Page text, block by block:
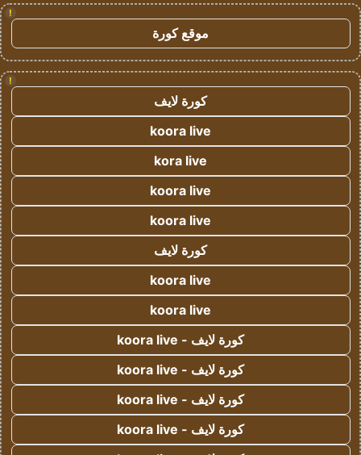
!
موقع كورة
!
كورة لايف
koora live
kora live
koora live
koora live
كورة لايف
koora live
koora live
كورة لايف - koora live
كورة لايف - koora live
كورة لايف - koora live
كورة لايف - koora live